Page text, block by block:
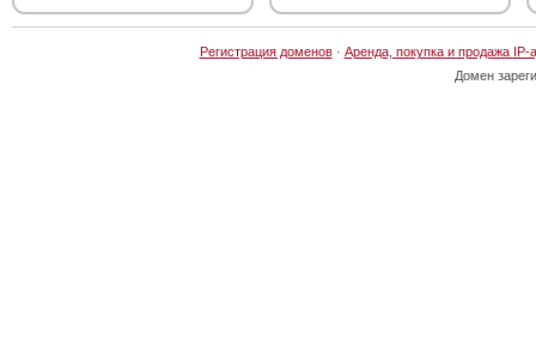
Регистрация доменов· Аренда, покупка и продажа IP-
Домен